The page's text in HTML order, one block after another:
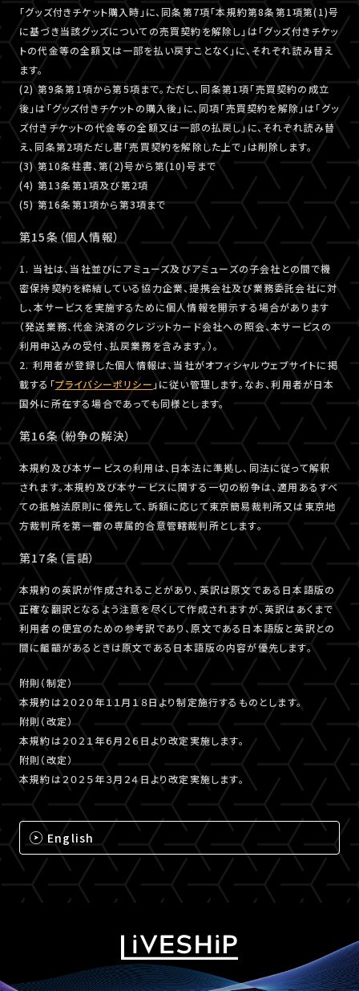
「グッズ付きチケット購入時」に、同条第7項「本規約第8条第1項第(1)号
に基づき当該グッズについての売買契約を解除し」は「グッズ付きチケッ
トの代金等の全額又は一部を払い戻すことなく」に、それぞれ読み替え
ます。
(2) 第9条第1項から第5項まで。ただし、同条第1項「売買契約の成立
後」は「グッズ付きチケットの購入後」に、同項「売買契約を解除」は「グッ
ズ付きチケットの代金等の全額又は一部の払戻し」に、それぞれ読み替
え、同条第2項ただし書「売買契約を解除した上で」は削除します。
(3) 第10条柱書、第(2)号から第(10)号まで
(4) 第13条第1項及び第2項
(5) 第16条第1項から第3項まで
第15条（個人情報）
1. 当社は、当社並びにアミューズ及びアミューズの子会社との間で機
密保持契約を締結している協力企業、提携会社及び業務委託会社に対
し、本サービスを実施するために個人情報を開示する場合があります
（発送業務、代金決済のクレジットカード会社への照会、本サービスの
利用申込みの受付、払戻業務を含みます。）。
2. 利用者が登録した個人情報は、当社がオフィシャルウェブサイトに掲
載する「プライバシーポリシー 」に従い管理します。なお、利用者が日本
国外に所在する場合であっても同様とします。
第16条（紛争の解決）
本規約及び本サービスの利用は、日本法に準拠し、同法に従って解釈
されます。本規約及び本サービスに関する一切の紛争は、適用あるすべ
ての抵触法原則に優先して、訴額に応じて東京簡易裁判所又は東京地
方裁判所を第一審の専属的合意管轄裁判所とします。
第17条（言語）
本規約の英訳が作成されることがあり、英訳は原文である日本語版の
正確な翻訳となるよう注意を尽くして作成されますが、英訳はあくまで
利用者の便宜のための参考訳であり、原文である日本語版と英訳との
間に齟齬があるときは原文である日本語版の内容が優先します。
附則（制定）
本規約は２０２０年１１月１８日より制定施行するものとします。
附則（改定）
本規約は２０２１年６月２６日より改定実施します。
附則（改定）
本規約は２０２５年３月２４日より改定実施します。
English